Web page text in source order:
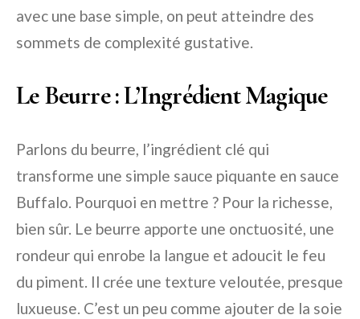
avec une base simple, on peut atteindre des
sommets de complexité gustative.
Le Beurre : L’Ingrédient Magique
Parlons du beurre, l’ingrédient clé qui
transforme une simple sauce piquante en sauce
Buffalo. Pourquoi en mettre ? Pour la richesse,
bien sûr. Le beurre apporte une onctuosité, une
rondeur qui enrobe la langue et adoucit le feu
du piment. Il crée une texture veloutée, presque
luxueuse. C’est un peu comme ajouter de la soie